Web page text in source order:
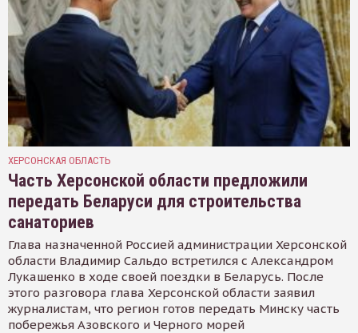
ХЕРСОНСКАЯ ОБЛАСТЬ
Часть Херсонской области предложили
передать Беларуси для строительства
санаториев
Глава назначенной Россией администрации Херсонской
области Владимир Сальдо встретился с Александром
Лукашенко в ходе своей поездки в Беларусь. После
этого разговора глава Херсонской области заявил
журналистам, что регион готов передать Минску часть
побережья Азовского и Черного морей